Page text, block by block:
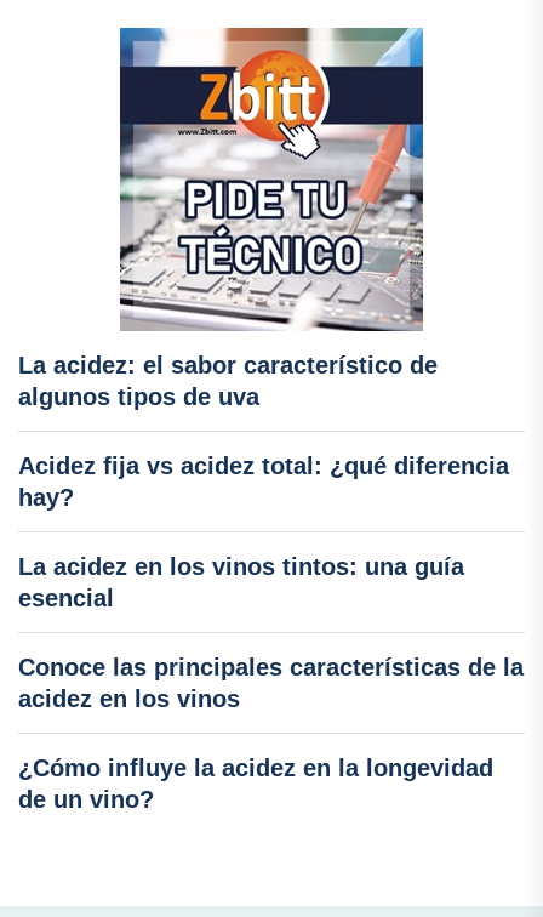
La acidez: el sabor característico de
algunos tipos de uva
Acidez fija vs acidez total: ¿qué diferencia
hay?
La acidez en los vinos tintos: una guía
esencial
Conoce las principales características de la
acidez en los vinos
¿Cómo influye la acidez en la longevidad
de un vino?